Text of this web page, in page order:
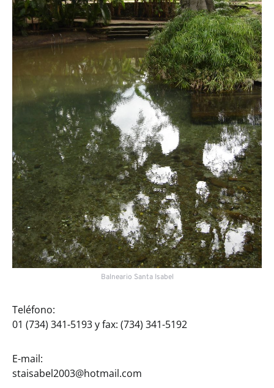
Balneario Santa Isabel
Teléfono:
01 (734) 341-5193 y fax: (734) 341-5192
E-mail:
staisabel2003@hotmail.com